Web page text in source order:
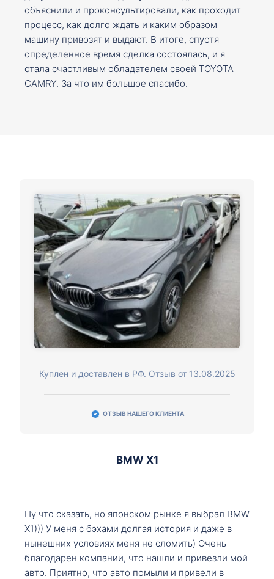
объяснили и проконсультировали, как проходит
процесс, как долго ждать и каким образом
машину привозят и выдают. В итоге, спустя
определенное время сделка состоялась, и я
стала счастливым обладателем своей TOYOTA
CAMRY. За что им большое спасибо.
Куплен и доставлен в РФ. Отзыв от 13.08.2025
ОТЗЫВ НАШЕГО КЛИЕНТА
BMW X1
Ну что сказать, но японском рынке я выбрал BMW
X1))) У меня с бэхами долгая история и даже в
нынешних условиях меня не сломить) Очень
благодарен компании, что нашли и привезли мой
авто. Приятно, что авто помыли и привели в